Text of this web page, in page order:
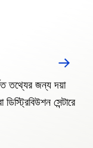
তথ্যের জন্য দয়া
সেন্টারে